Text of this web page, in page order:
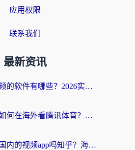
应用权限
联系我们
最新资讯
海外看腾讯视频的软件有哪些？2026实测有效，留学生都在用的回国加速器指南
海外党必看：如何在海外看腾讯体育？解决赛事直播地区限制的终极指南
在国外可以看国内的视频app吗知乎？海外党亲测有效的追剧加速方案